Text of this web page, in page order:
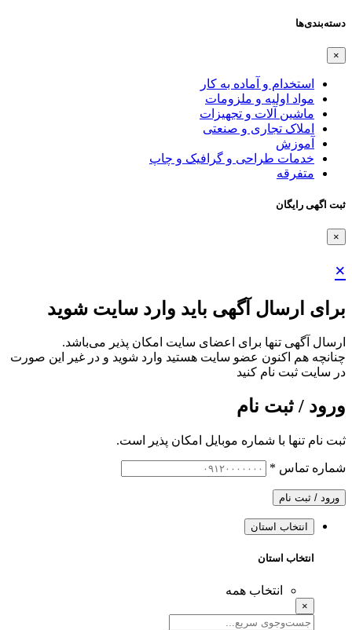
دسته‌بندی‌ها
×
استخدام و آماده به کار
مواد اولیه و ملزومات
ماشین آلات و تجهیزات
املاک تجاری و صنعتی
آموزش
خدمات طراحی و گرافیک و چاپ
متفرقه
ثبت اگهی رایگان
×
×
برای ارسال آگهی باید وارد سایت شوید
ارسال آگهی تنها برای اعضای سایت امکان پذیر می‌باشد.
چنانچه هم‌ اکنون عضو سایت هستید وارد شوید و در غیر این صورت
در سایت ثبت نام کنید
ورود / ثبت نام
ثبت نام تنها با شماره موبایل امکان پذیر است.
شماره تماس *
ورود / ثبت نام
انتخاب استان
انتخاب استان
انتخاب همه
×